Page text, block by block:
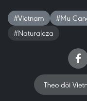
#Vietnam #Mu
#Naturaleza
Theo dõi